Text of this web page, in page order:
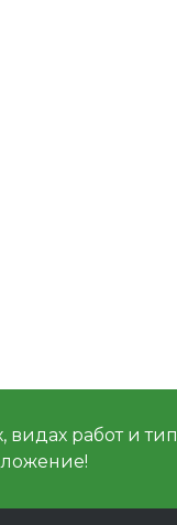
работ и